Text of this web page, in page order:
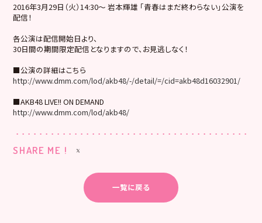
2016年3月29日（火）14:30～ 岩本輝雄 「青春はまだ終わらない」公演を
配信！
各公演は配信開始日より、
30日間の期間限定配信となりますので、お見逃しなく！
■公演の詳細はこちら
http://www.dmm.com/lod/akb48/-/detail/=/cid=akb48d16032901/
■AKB48 LIVE!! ON DEMAND
http://www.dmm.com/lod/akb48/
SHARE ME !
一覧に戻る